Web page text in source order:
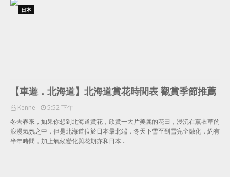
日本
【車遊．北海道】北海道賞花時間表 觀賞季節推薦
Kenne
5:52 下午
冬去春來，如果你想到北海道賞花，欣賞一大片美麗的花田，浸沉在薰衣草的
浪漫氣氛之中，但是北海道位於日本最北端，冬天下雪至到雪完全融化，約有
半年時間，加上氣候變化與花期亦和日本…